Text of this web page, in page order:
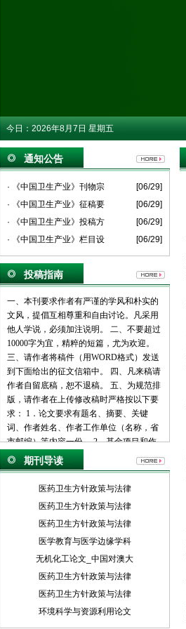
今日： 2026年8月7日 星期五
通知公告
· 《中国卫生产业》刊物宗
[06/29]
· 《中国卫生产业》征稿要
[06/29]
· 《中国卫生产业》投稿方
[06/29]
· 《中国卫生产业》栏目设
[06/29]
投稿指南
一、本刊要求作者有严谨的学风和朴实的
文风，提倡互相尊重和自由讨论。凡采用
他人学说，必须加注说明。 二、不要超过
10000字为宜，精粹的短篇，尤为欢迎。
三、请作者将稿件（用WORD格式）发送
到下面给出的征文信箱中。 四、凡来稿请
作者自留底稿，恕不退稿。 五、为规范排
版，请作者在上传修改稿时严格按以下要
求： 1．论文要求有题名、摘要、关键
词、作者姓名、作者工作单位（名称，省
市邮编）等内容一份。 2．基金项目和作
者简介按下列格式： 基金项目：项目名称
（编号） 作者简介：姓名（出生年－），
性别，民族（汉族可省略），籍贯，职
言部分和正文部分，正文部分用阿拉伯数
字分级编号法，一般用两级。插图下方应
注明图序和图名。表格应采用三线表，表
格上方应注明表序和表名。 4．参考文献
主要的、发表在正式出版物上的文献。其
他相关注释可用脚注在当页标注。参考文
献的著录应执行国家标准GB7714-87的规
期刊导读
医药卫生方针政策与法律
医药卫生方针政策与法律
医药卫生方针政策与法律
医学教育与医学边缘学科
无机化工论文_中国对澳大
医药卫生方针政策与法律
医药卫生方针政策与法律
环境科学与资源利用论文